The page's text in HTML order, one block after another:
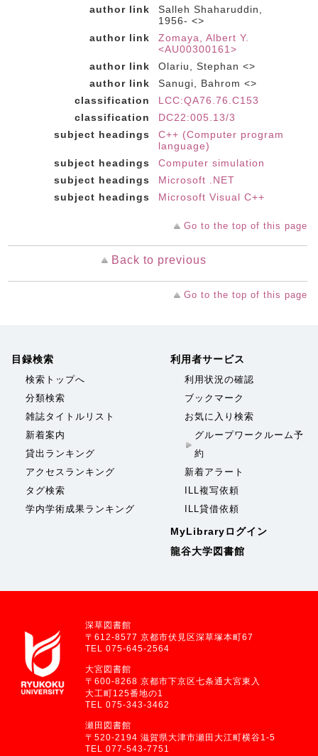
author link
Salleh Shaharuddin,
1956- <>
author link
Zomaya, Albert Y.
<AU00300161>
author link
Olariu, Stephan <>
author link
Sanugi, Bahrom <>
classification
LCC:QA76.76.C153
classification
DC22:005.13/3
subject headings
C++ (Computer program
language)
subject headings
Computer simulation
subject headings
Microsoft .NET
subject headings
Microsoft Visual C++
Go to the top of this page
Back to previous
Go to the top of this page
目録検索
検索トップへ
分類検索
雑誌タイトルリスト
新着案内
貸出ランキング
アクセスランキング
タグ検索
学内学術成果ランキング
利用者サービス
利用状況の確認
ブックマーク
お気に入り検索
グループワークルーム予
約
新着アラート
ILL複写依頼
ILL貸借依頼
MyLibraryログイン
龍谷大学図書館
深草図書館
〒612-8577 京都市伏見区深草塚本町67
TEL 075-645-2564
大宮図書館
〒600-8268 京都市下京区七条通大宮東入
大工町125番地の1
TEL 075-343-3462
瀬田図書館
〒520-2194 滋賀県大津市瀬田大江町横谷1-5
TEL 077-543-7751